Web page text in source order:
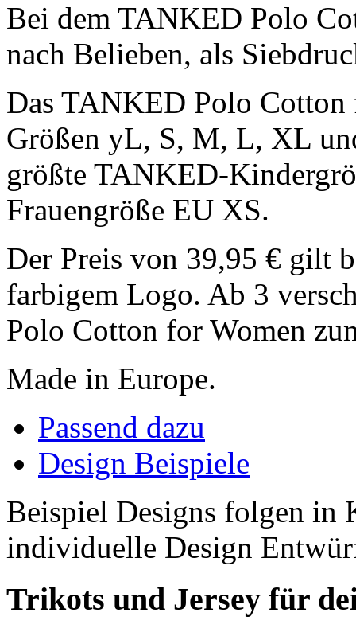
Bei dem TANKED Polo
nach Belieben, als
Das TANKED Polo
Größen yL, S, M, L, XL
größte TANKED-
Frauengröße EU XS.
Der Preis von 39,95 € gilt
farbigem Logo. Ab 3
Polo Cotton for Women
Made in Europe.
Passend dazu
Design Beispiele
Beispiel Designs folgen in
individuelle Design
Trikots und Jersey für